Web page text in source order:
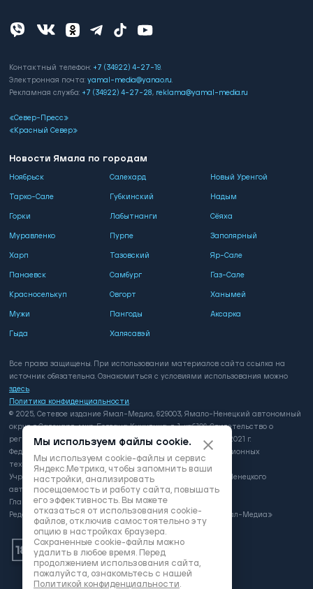
Контактный телефон: +7 (34922) 4-27-19.
Электронная почта: yamal-media@yanao.ru.
Рекламная служба: +7 (34922) 4-27-28, reklama@yamal-media.ru
«Север-Пресс»
«Красный Север»
Новости Ямала по городам
Ноябрьск Салехард Новый Уренгой
Тарко-Сале Губкинский Надым
Горки Лабытнанги Сёяха
Муравленко Пурпе Заполярный
Харп Тазовский Яр-Сале
Панаевск Самбург Газ-Сале
Красноселькуп Овгорт Ханымей
Мужи Пангоды Аксарка
Гыда Халясавэй
Все права защищены. При использовании материалов сайта ссылка на
источник обязательна. Ознакомиться с условиями использования можно
здесь.
Политика конфиденциальности.
© 2025, Сетевое издание Ямал-Медиа, 629003, Ямало-Ненецкий автономный
округ, г. Салехард, мкр. Богдана Кнунянца, д. 1, каб.106. Свидетельство о
регистрации: серия ЭЛ № ФС 77 - 81649 выдано 3 августа 2021 г.
Федеральной службой по надзору в сфере связи, информационных
технологий и массовых коммуникаций
Учредитель: Департамент внутренней политики Ямало-Ненецкого
автономного округа
Главный редактор: А.Л. Поздеев
Редакция: автономная некоммерческая организация «Ямал-Медиа»
Мы используем файлы cookie.
Мы используем cookie-файлы и сервис
Яндекс.Метрика, чтобы запомнить ваши
настройки, анализировать
посещаемость и работу сайта, повышать
его эффективность. Вы можете
отказаться от использования cookie-
файлов, отключив самостоятельно эту
опцию в настройках браузера.
Сохраненные cookie-файлы можно
удалить в любое время. Перед
продолжением использования сайта,
пожалуйста, ознакомьтесь с нашей
Политикой конфиденциальности.